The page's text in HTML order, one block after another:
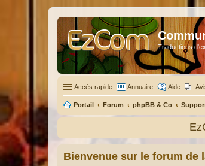
Traductions
Accès rapide Annuaire Aide
Portail Forum phpBB & Co
Bienvenue sur le forum de